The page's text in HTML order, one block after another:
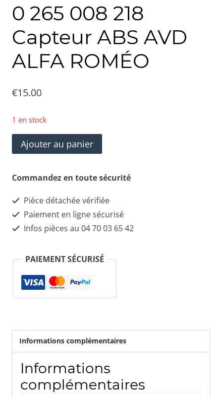
0 265 008 218
Capteur ABS AVD
ALFA ROMÉO
€15.00
1 en stock
quantité
de
0
008
218
ALFA
ROMÉO
Ajouter au panier
Commandez en toute sécurité
Pièce détachée vérifiée
Paiement en ligne sécurisé
Infos pièces au 04 70 03 65 42
PAIEMENT SÉCURISÉ
Informations complémentaires
Informations
complémentaires